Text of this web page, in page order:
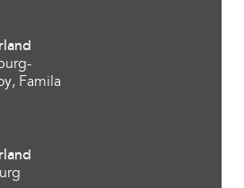
Famila